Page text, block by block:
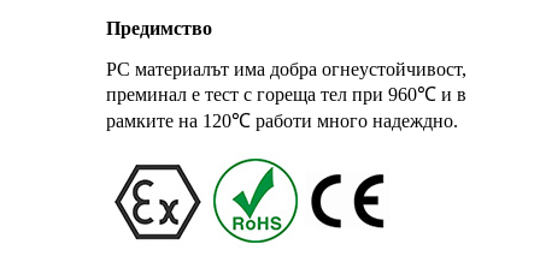
Предимство
PC материалът има добра огнеустойчивост,
преминал е тест с гореща тел при 960℃ и в
рамките на 120℃ работи много надеждно.